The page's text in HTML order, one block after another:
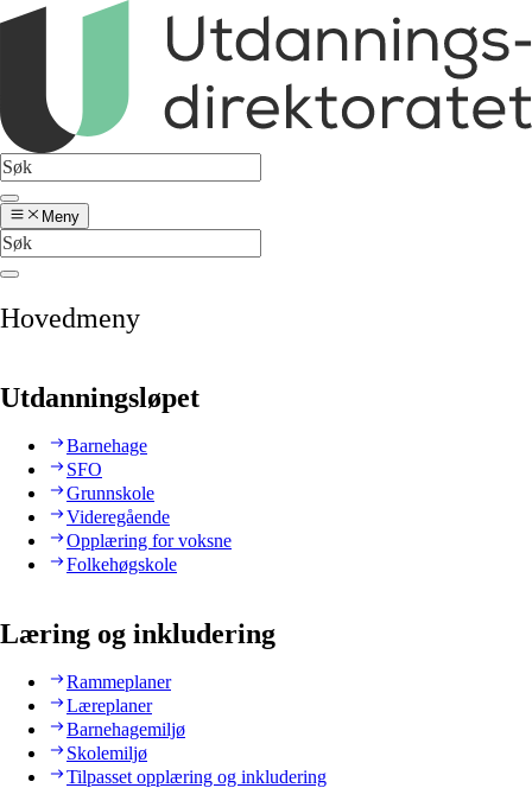
Meny
Hovedmeny
Utdanningsløpet
Barnehage
SFO
Grunnskole
Videregående
Opplæring for voksne
Folkehøgskole
Læring og inkludering
Rammeplaner
Læreplaner
Barnehagemiljø
Skolemiljø
Tilpasset opplæring og inkludering